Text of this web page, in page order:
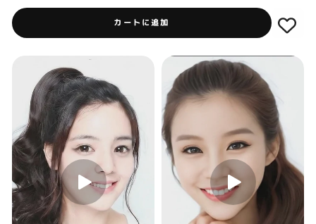
カートに追加